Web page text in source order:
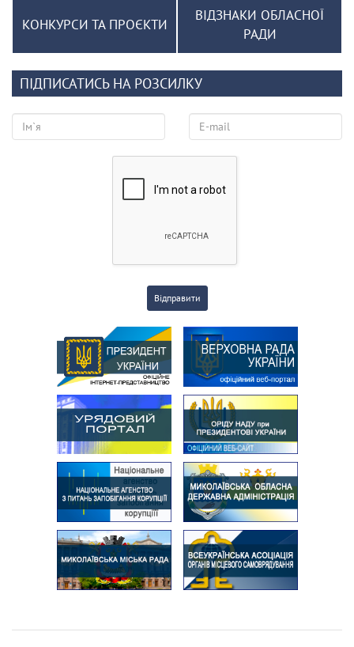
КОНКУРСИ ТА ПРОЄКТИ
ВІДЗНАКИ ОБЛАСНОЇ
РАДИ
ПІДПИСАТИСЬ НА РОЗСИЛКУ
Відправити